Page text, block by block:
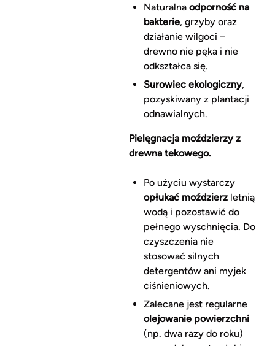
Naturalna odporność na
bakterie, grzyby oraz
działanie wilgoci –
drewno nie pęka i nie
odkształca się.
Surowiec ekologiczny,
pozyskiwany z plantacji
odnawialnych.
Pielęgnacja moździerzy z
drewna tekowego.
Po użyciu wystarczy
opłukać moździerzletnią
wodą i pozostawić do
pełnego wyschnięcia. Do
czyszczenia nie
stosować silnych
detergentów ani myjek
ciśnieniowych.
Zalecane jest regularne
olejowanie powierzchni
(np. dwa razy do roku)